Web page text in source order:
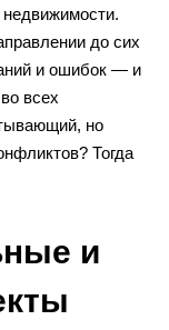
до сих
и ошибок — и
всех
но
Тогда
и